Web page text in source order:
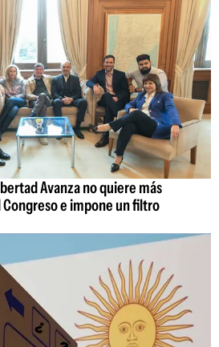
Avanza no quiere más
e impone un filtro